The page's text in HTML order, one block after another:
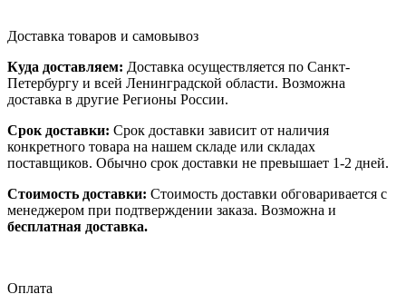
Доставка товаров и самовывоз
Куда доставляем: Доставка осуществляется по Санкт-
Петербургу и всей Ленинградской области. Возможна
доставка в другие Регионы России.
Срок доставки: Срок доставки зависит от наличия
конкретного товара на нашем складе или складах
поставщиков. Обычно срок доставки не превышает 1-2 дней.
Стоимость доставки: Стоимость доставки обговаривается с
менеджером при подтверждении заказа. Возможна и
бесплатная доставка.
Оплата